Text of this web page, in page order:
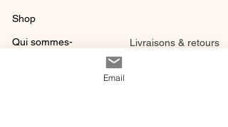
Shop
Qui sommes-
instagram
Livraisons & retours
Email